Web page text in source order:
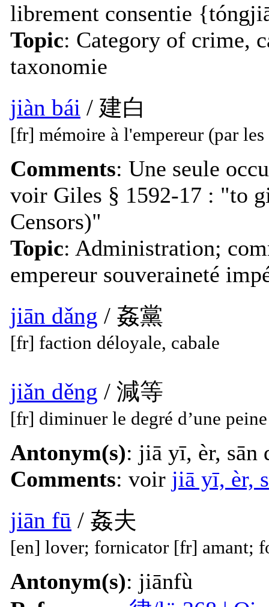
librement consentie
Topic: Category of crime,
taxonomie
jiàn bái / 建白
[fr] mémoire à l'empereur (par les
Comments: Une seule
voir Giles § 1592-17 : "to
Censors)"
Topic: Administration;
empereur souveraineté
jiān dǎng / 姦黨
[fr] faction déloyale, cabale
jiǎn děng / 減等
[fr] diminuer le degré d’une peine
Antonym(s): jiā yī, èr, sān
Comments: voir jiā yī, èr,
jiān fū / 姦夫
[en] lover; fornicator [fr] amant;
Antonym(s): jiānfù